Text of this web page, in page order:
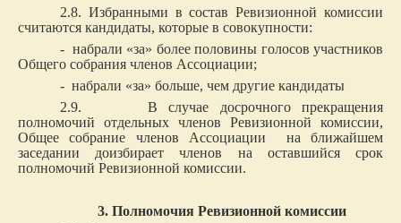
2.8. Избранными в состав Ревизионной комиссии
считаются кандидаты, которые в совокупности:
- набрали «за» более половины голосов участников
Общего собрания членов Ассоциации;
- набрали «за» больше, чем другие кандидаты
2.9. В случае досрочного прекращения
полномочий отдельных членов Ревизионной комиссии,
Общее собрание членов Ассоциации на ближайшем
заседании доизбирает членов на оставшийся срок
полномочий Ревизионной комиссии.
3. Полномочия Ревизионной комиссии